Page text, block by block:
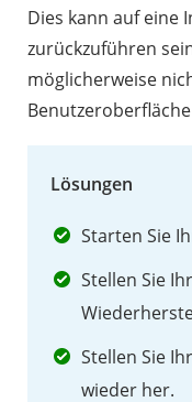
Dies kann auf eine
zurückzuführen
möglicherweise
Lösungen
Starten Sie
Stellen Sie
Stellen Sie
wieder her.